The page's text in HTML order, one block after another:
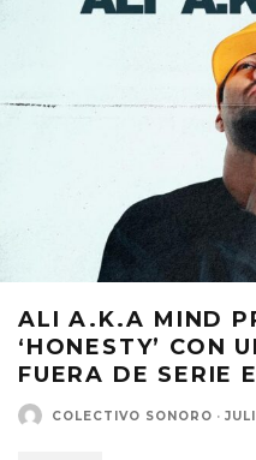
ALI A.K.A MIND
‘HONESTY’ CON
FUERA DE SERIE
COLECTIVO SONORO ·